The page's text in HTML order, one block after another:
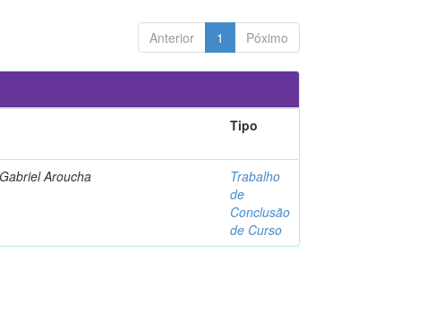
Anterior 1 Póximo
Tipo
Aroucha
Trabalho
de
Conclusão
de Curso